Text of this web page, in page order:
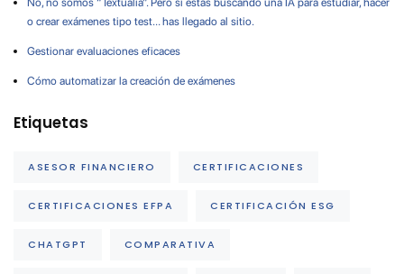
o crear exámenes tipo test… has llegado al sitio.
Gestionar evaluaciones eficaces
Cómo automatizar la creación de exámenes
Etiquetas
ASESOR FINANCIERO CERTIFICACIONES
CERTIFICACIONES EFPA CERTIFICACIÓN ESG
CHATGPT COMPARATIVA